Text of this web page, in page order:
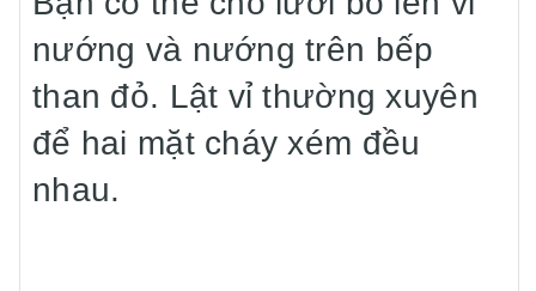
nướng và nướng trên bếp
than đỏ. Lật vỉ thường xuyên
để hai mặt cháy xém đều
nhau.